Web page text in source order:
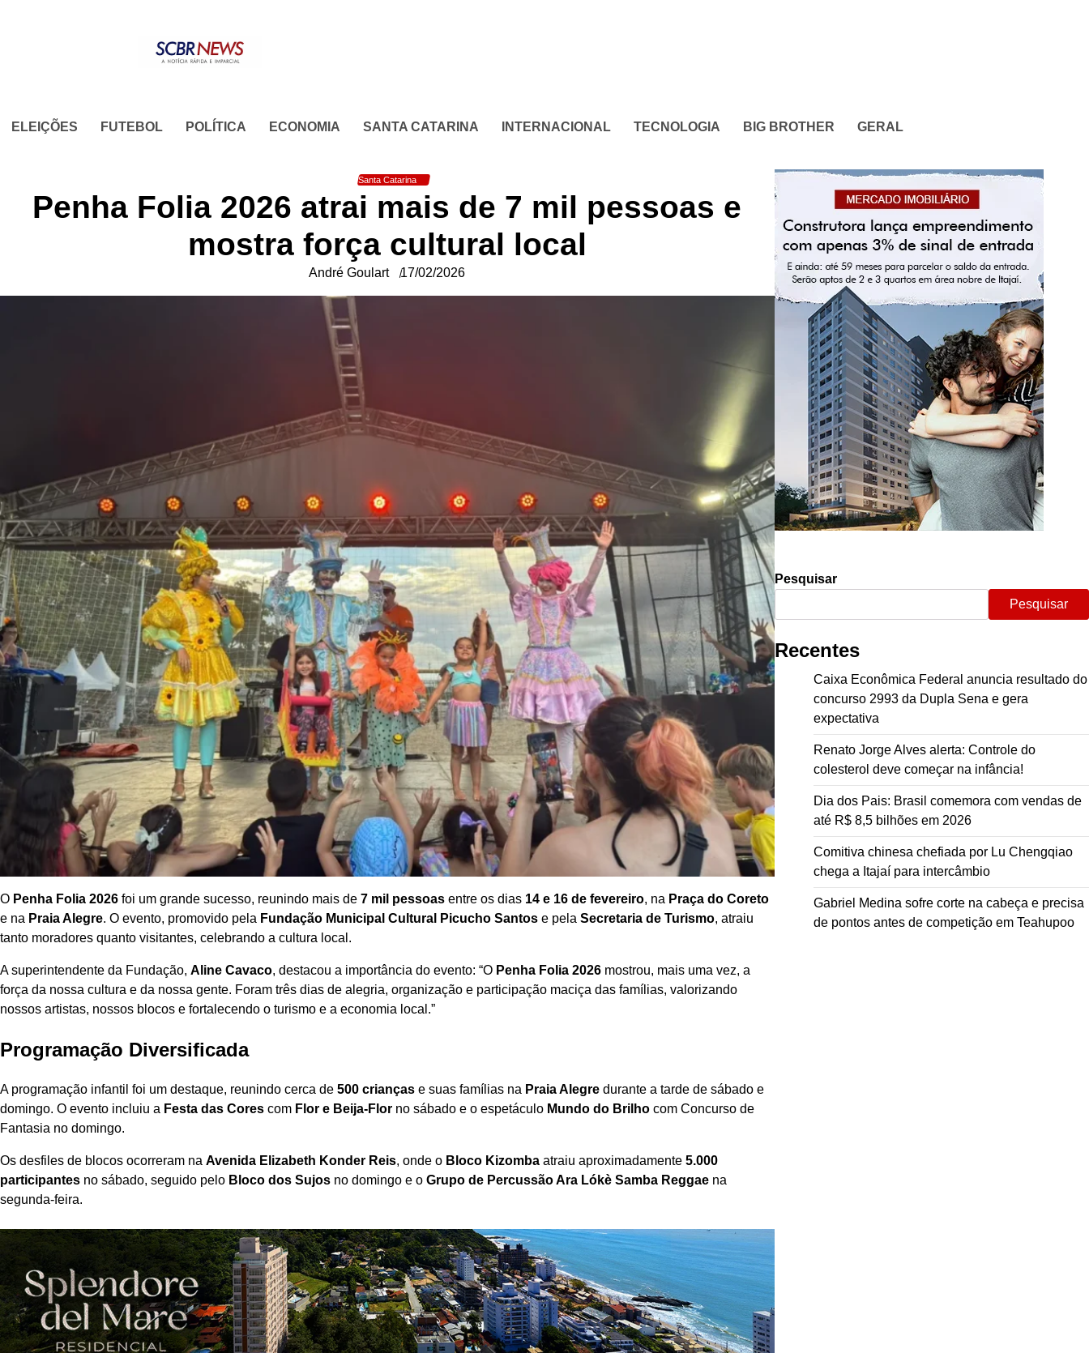
ELEIÇÕES FUTEBOL POLÍTICA ECONOMIA SANTA CATARINA INTERNACIONAL TECNOLOGIA BIG BROTHER GERAL
Santa Catarina
Penha Folia 2026 atrai mais de 7 mil pessoas e
mostra força cultural local
André Goulart 17/02/2026
O Penha Folia 2026 foi um grande sucesso, reunindo mais de 7 mil pessoas entre os dias 14 e 16 de fevereiro, na Praça do Coreto
e na Praia Alegre. O evento, promovido pela Fundação Municipal Cultural Picucho Santos e pela Secretaria de Turismo, atraiu
tanto moradores quanto visitantes, celebrando a cultura local.
A superintendente da Fundação, Aline Cavaco, destacou a importância do evento: “O Penha Folia 2026 mostrou, mais uma vez, a
força da nossa cultura e da nossa gente. Foram três dias de alegria, organização e participação maciça das famílias, valorizando
nossos artistas, nossos blocos e fortalecendo o turismo e a economia local.”
Programação Diversificada
A programação infantil foi um destaque, reunindo cerca de 500 crianças e suas famílias na Praia Alegre durante a tarde de sábado e
domingo. O evento incluiu a Festa das Cores com Flor e Beija-Flor no sábado e o espetáculo Mundo do Brilho com Concurso de
Fantasia no domingo.
Os desfiles de blocos ocorreram na Avenida Elizabeth Konder Reis, onde o Bloco Kizomba atraiu aproximadamente 5.000
participantes no sábado, seguido pelo Bloco dos Sujos no domingo e o Grupo de Percussão Ara Lókè Samba Reggae na
segunda-feira.
Pesquisar
Pesquisar
Recentes
Caixa Econômica Federal anuncia resultado do
concurso 2993 da Dupla Sena e gera
expectativa
Renato Jorge Alves alerta: Controle do
colesterol deve começar na infância!
Dia dos Pais: Brasil comemora com vendas de
até R$ 8,5 bilhões em 2026
Comitiva chinesa chefiada por Lu Chengqiao
chega a Itajaí para intercâmbio
Gabriel Medina sofre corte na cabeça e precisa
de pontos antes de competição em Teahupoo